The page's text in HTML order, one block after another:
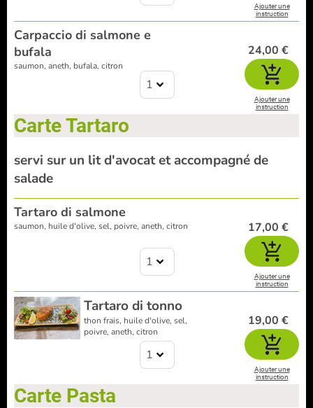
Ajouter une
instruction
Carpaccio di salmone e
bufala
saumon, aneth, bufala, citron
1
24,00 €
Ajouter une
instruction
Carte Tartaro
servi sur un lit d'avocat et accompagné de
salade
Tartaro di salmone
saumon, huile d'olive, sel, poivre, aneth, citron
1
17,00 €
Ajouter une
instruction
Tartaro di tonno
thon frais, huile d'olive, sel,
poivre, aneth, citron
1
19,00 €
Ajouter une
instruction
Carte Pasta